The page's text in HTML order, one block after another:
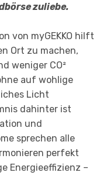
zuliebe.
von myGEKKO hilft
Ort zu machen,
weniger CO²
auf wohlige
Licht
dahinter ist
und
sprechen alle
perfekt
Energieeffizienz –